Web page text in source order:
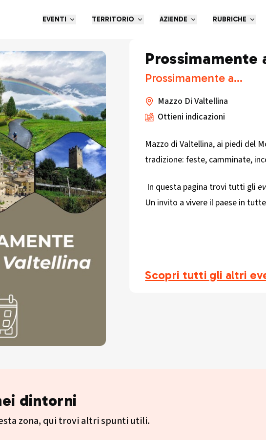
EVENTI TERRITORIO AZIENDE RUBRICHE
Prossimamente
Prossimamente a...
Mazzo Di Valtellina
Ottieni indicazioni
Mazzo di Valtellina, ai piedi del
tradizione: feste, camminate,
In questa pagina trovi tutti gli
Un invito a vivere il paese in
Scopri tutti gli altri
dintorni
zona, qui trovi altri spunti utili.